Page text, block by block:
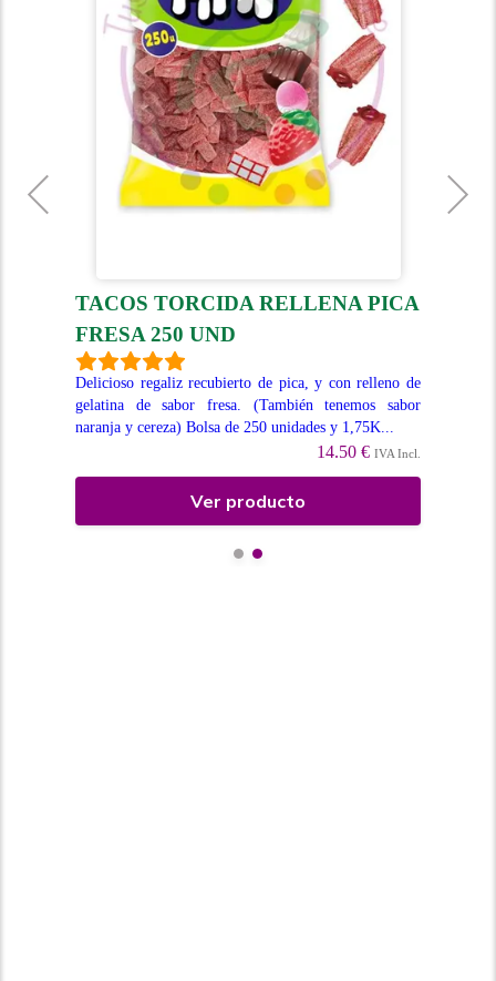
TACOS TORCIDA RELLENA PICA
FRESA 250 UND
Delicioso regaliz recubierto de pica, y con relleno de
gelatina de sabor fresa. (También tenemos sabor
naranja y cereza) Bolsa de 250 unidades y 1,75K...
14.50 € IVA Incl.
Ver producto